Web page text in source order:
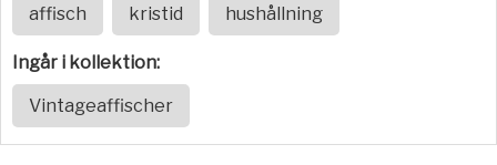
affisch kristid hushållning
Ingår i kollektion:
Vintageaffischer